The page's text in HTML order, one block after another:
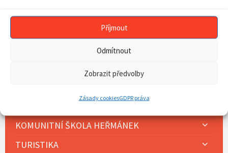
Příjmout
Odmítnout
Zobrazit předvolby
Zásady cookiesGDPR práva
KOMUNITNÍ ŠKOLA HEŘMÁNEK
TURISTIKA